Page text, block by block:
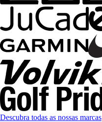
Descubra todas as nossas marcas